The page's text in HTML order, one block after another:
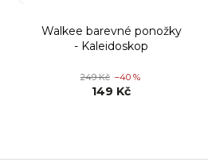
Walkee barevné ponožky
- Kaleidoskop
249 Kč –40 %
149 Kč